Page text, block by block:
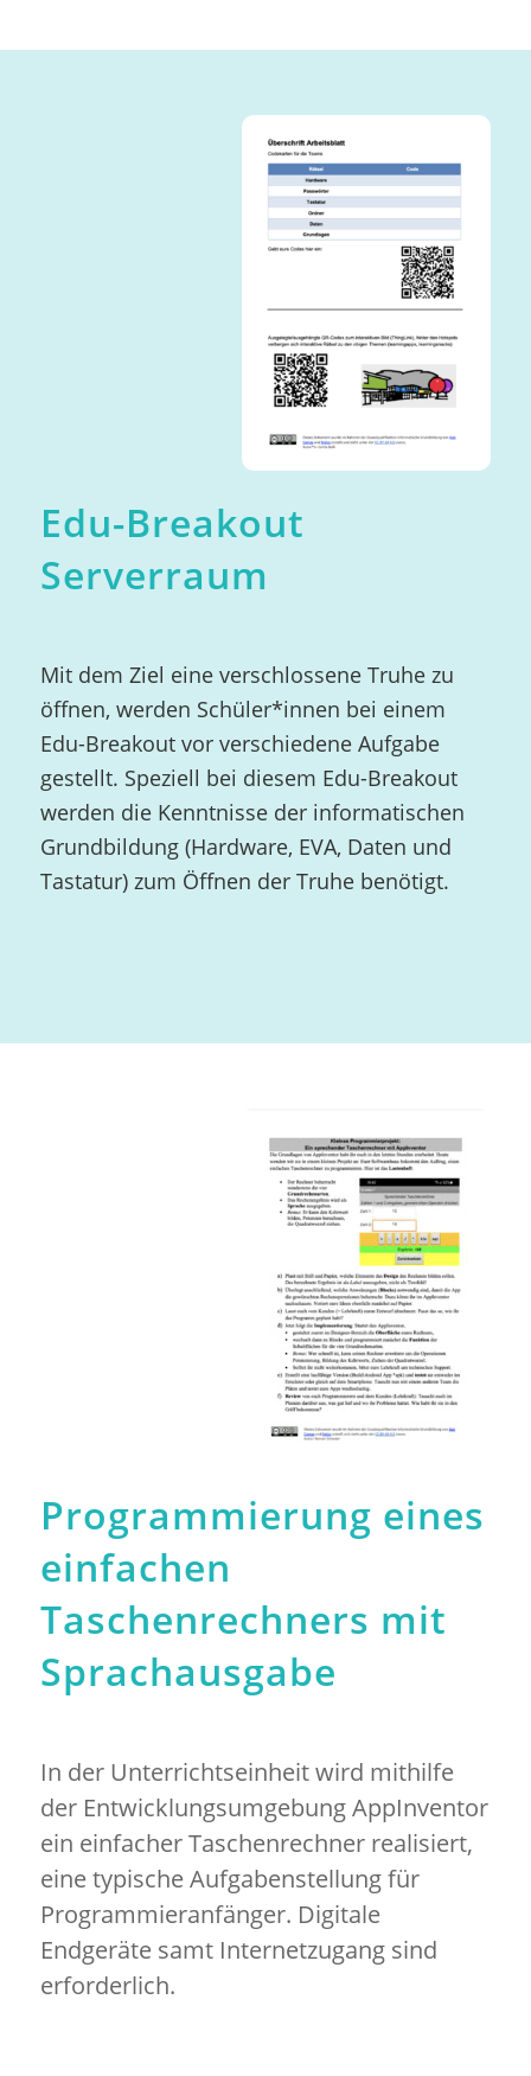
Edu-Breakout
Serverraum
Mit dem Ziel eine verschlossene Truhe zu
öffnen, werden Schüler*innen bei einem
Edu-Breakout vor verschiedene Aufgabe
gestellt. Speziell bei diesem Edu-Breakout
werden die Kenntnisse der informatischen
Grundbildung (Hardware, EVA, Daten und
Tastatur) zum Öffnen der Truhe benötigt.
Programmierung eines
einfachen
Taschenrechners mit
Sprachausgabe
In der Unterrichtseinheit wird mithilfe
der Entwicklungsumgebung AppInventor
ein einfacher Taschenrechner realisiert,
eine typische Aufgabenstellung für
Programmieranfänger. Digitale
Endgeräte samt Internetzugang sind
erforderlich.